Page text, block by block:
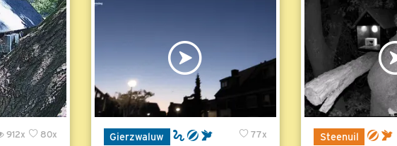
80x
912x Gierzwaluw
77x
Steenuil